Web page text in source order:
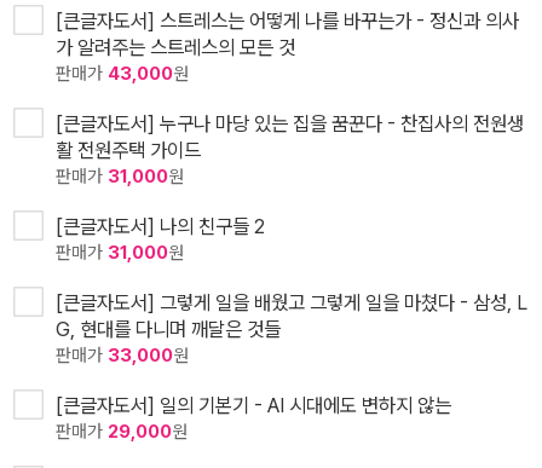
[큰글자도서] 스트레스는 어떻게 나를 바꾸는가 - 정신과 의사
가 알려주는 스트레스의 모든 것
판매가 43,000원
[큰글자도서] 누구나 마당 있는 집을 꿈꾼다 - 찬집사의 전원생
활 전원주택 가이드
판매가 31,000원
[큰글자도서] 나의 친구들 2
판매가 31,000원
[큰글자도서] 그렇게 일을 배웠고 그렇게 일을 마쳤다 - 삼성, L
G, 현대를 다니며 깨달은 것들
판매가 33,000원
[큰글자도서] 일의 기본기 - AI 시대에도 변하지 않는
판매가 29,000원